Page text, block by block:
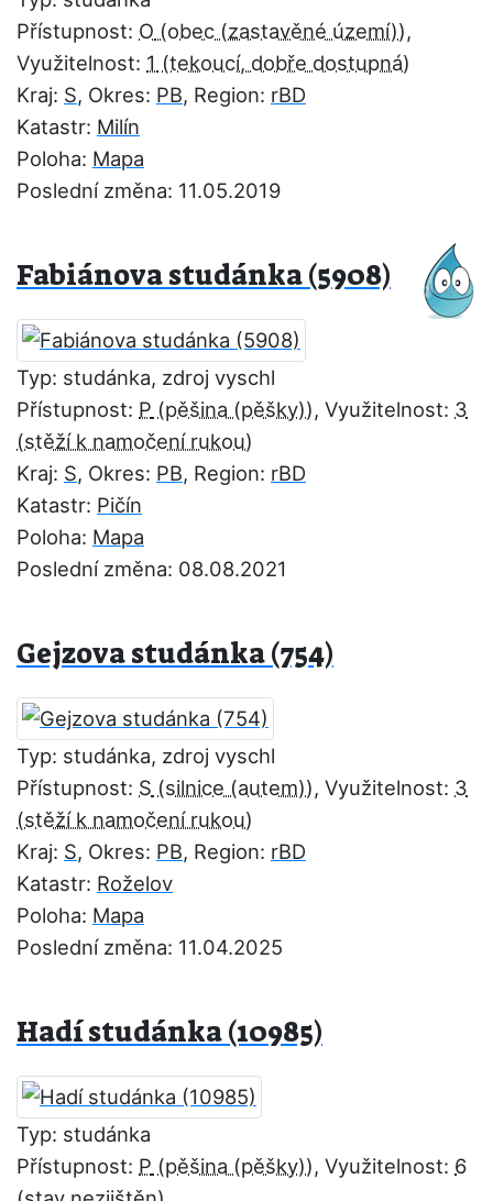
Přístupnost: O
,
Využitelnost: 1
Kraj: S, Okres: PB, Region: rBD
Katastr: Milín
Poloha: Mapa
Poslední změna: 11.05.2019
Fabiánova studánka (5908)
Typ: studánka, zdroj vyschl
Přístupnost: P , Využitelnost: 3
Kraj: S, Okres: PB, Region: rBD
Katastr: Pičín
Poloha: Mapa
Poslední změna: 08.08.2021
Gejzova studánka (754)
Typ: studánka, zdroj vyschl
Přístupnost: S , Využitelnost: 3
Kraj: S, Okres: PB, Region: rBD
Katastr: Roželov
Poloha: Mapa
Poslední změna: 11.04.2025
Hadí studánka (10985)
Typ: studánka
Přístupnost: P , Využitelnost: 6